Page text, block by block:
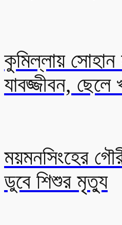
কুমিল্লায়
যাবজ্জীবন, ছেলে
ময়মনসিংহের
ডুবে শিশুর মৃত্যু